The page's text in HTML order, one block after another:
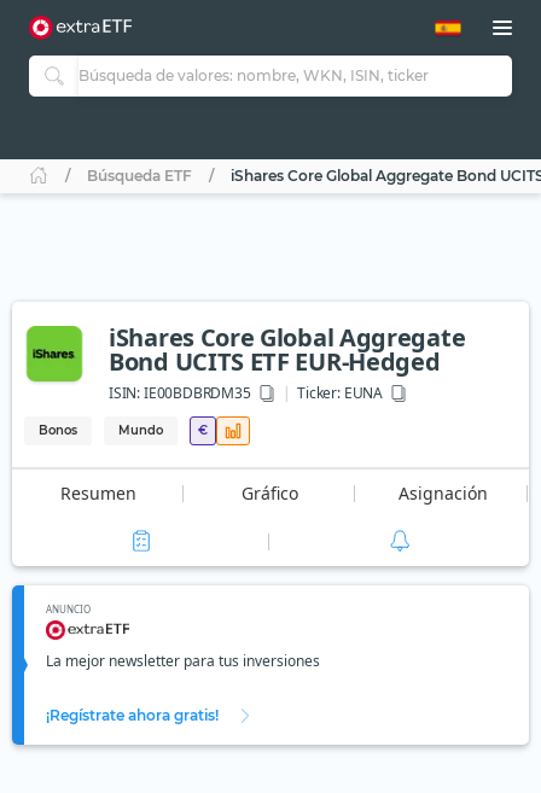
Búsqueda ETF iShares Core Global Aggregate Bond
iShares Core Global Aggregate
Bond UCITS ETF EUR-Hedged
ISIN:IE00BDBRDM35 Ticker:EUNA
Bonos Mundo €
Resumen Gráfico Asignación
ANUNCIO
La mejor newsletter para tus inversiones
¡Regístrate ahora gratis!